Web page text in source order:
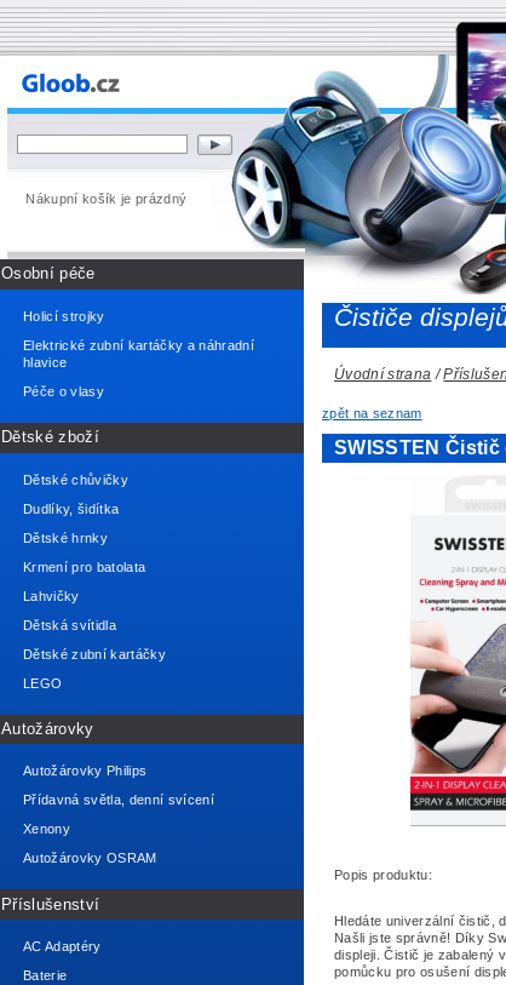
Nákupní košík je prázdný
Osobní péče
Holicí strojky
Elektrické zubní kartáčky a náhradní
hlavice
Péče o vlasy
Dětské zboží
Dětské chůvičky
Dudlíky, šidítka
Dětské hrnky
Krmení pro batolata
Lahvičky
Dětská svítidla
Dětské zubní kartáčky
LEGO
Autožárovky
Autožárovky Philips
Přídavná světla, denní svícení
Xenony
Autožárovky OSRAM
Příslušenství
AC Adaptéry
Baterie
Čističe
Úvodní strana /
zpět na seznam
SWISSTEN Čistič
Popis produktu:
Hledáte univerzální čistič,
Našli jste správně! Díky
displeji. Čistič je zabalený
pomůcku pro osušení